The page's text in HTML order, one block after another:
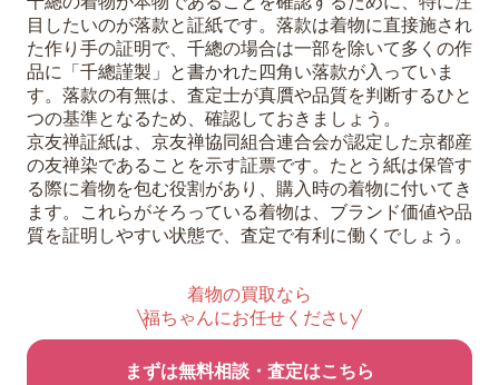
目したいのが落款と証紙です。落款は着物に直接施され
た作り手の証明で、千總の場合は一部を除いて多くの作
品に「千總謹製」と書かれた四角い落款が入っていま
す。落款の有無は、査定士が真贋や品質を判断するひと
つの基準となるため、確認しておきましょう。
京友禅証紙は、京友禅協同組合連合会が認定した京都産
の友禅染であることを示す証票です。たとう紙は保管す
る際に着物を包む役割があり、購入時の着物に付いてき
ます。これらがそろっている着物は、ブランド価値や品
質を証明しやすい状態で、査定で有利に働くでしょう。
着物の買取なら
福ちゃんにお任せください
まずは無料相談・査定はこちら